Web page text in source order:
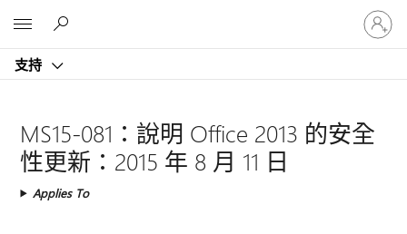
支持
登
入
您
MS15-081：說明 Office 2013 的安全
性更新：2015 年 8 月 11 日
Applies To